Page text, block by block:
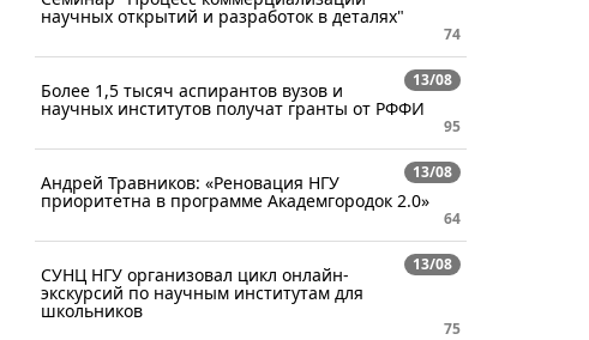
научных открытий и разработок в деталях"
74
13/08
Более 1,5 тысяч аспирантов вузов и
научных институтов получат гранты от РФФИ
95
13/08
Андрей Травников: «Реновация НГУ
приоритетна в программе Академгородок 2.0»
64
13/08
СУНЦ НГУ организовал цикл онлайн-
экскурсий по научным институтам для
школьников
75